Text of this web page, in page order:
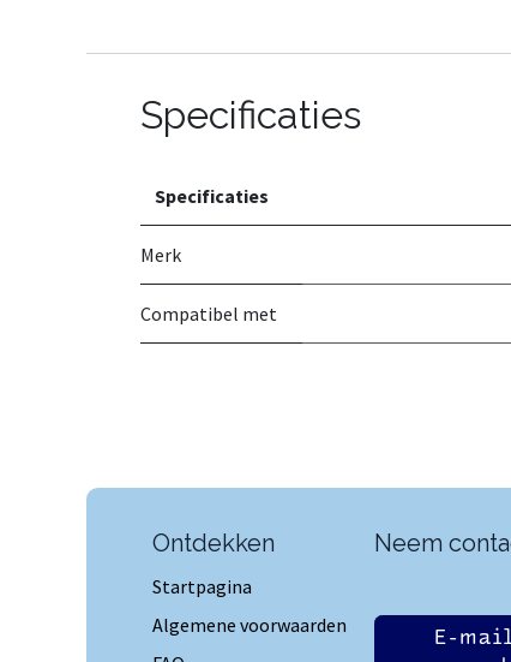
Specificaties
Specificaties
Merk
Compatibel met
Ontdekken
Startpagina
Algemene voorwaarden
Neem
E-mail